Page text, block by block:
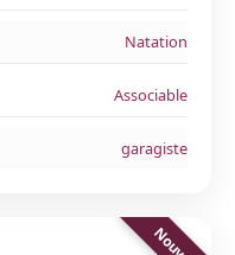
Natation
Associable
garagiste